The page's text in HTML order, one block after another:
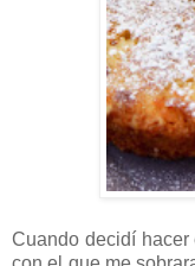
Cuando decidí hacer